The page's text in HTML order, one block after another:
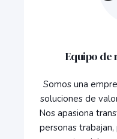
Equipo de
Somos una
soluciones de
Nos apasiona
personas